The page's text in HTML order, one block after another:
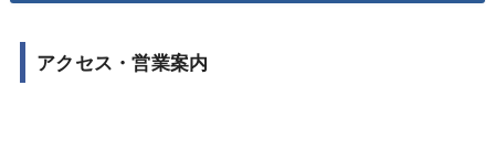
アクセス・営業案内